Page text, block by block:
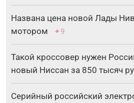
Названа цена новой Лады
мотором
✦9
Такой кроссовер нужен
новый Ниссан за 850 тысяч
Серийный российский